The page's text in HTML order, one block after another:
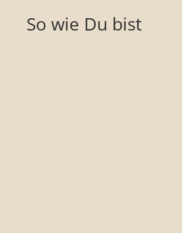
So wie Du bist